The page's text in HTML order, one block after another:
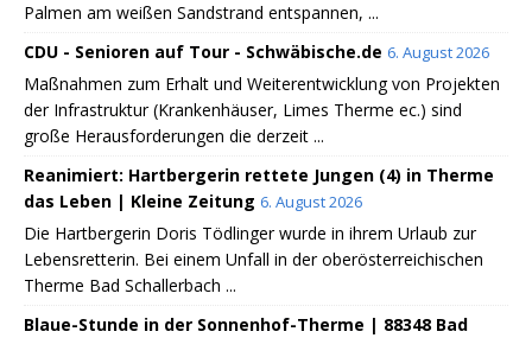
Palmen am weißen Sandstrand entspannen, ...
CDU - Senioren auf Tour - Schwäbische.de 6. August 2026
Maßnahmen zum Erhalt und Weiterentwicklung von Projekten
der Infrastruktur (Krankenhäuser, Limes Therme ec.) sind
große Herausforderungen die derzeit ...
Reanimiert: Hartbergerin rettete Jungen (4) in Therme
das Leben | Kleine Zeitung 6. August 2026
Die Hartbergerin Doris Tödlinger wurde in ihrem Urlaub zur
Lebensretterin. Bei einem Unfall in der oberösterreichischen
Therme Bad Schallerbach ...
Blaue-Stunde in der Sonnenhof-Therme | 88348 Bad